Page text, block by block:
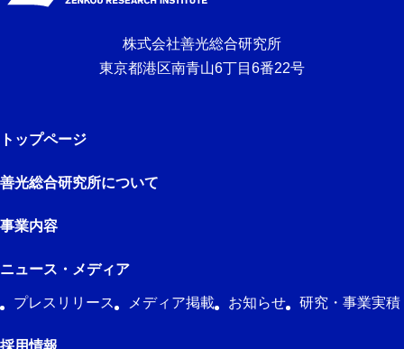
株式会社善光総合研究所
東京都港区南青山6丁目6番22号
トップページ
善光総合研究所について
事業内容
ニュース・メディア
プレスリリース メディア掲載 お知らせ 研究・事業実積
採用情報